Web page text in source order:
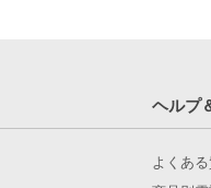
ヘルプ
よくある